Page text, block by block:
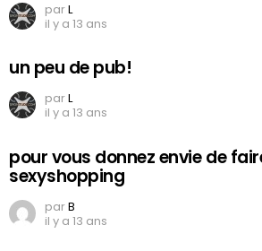
parL
il y a 13 ans
un peu de pub!
parL
il y a 13 ans
pour vous donnez envie de
sexyshopping
parB
il y a 13 ans